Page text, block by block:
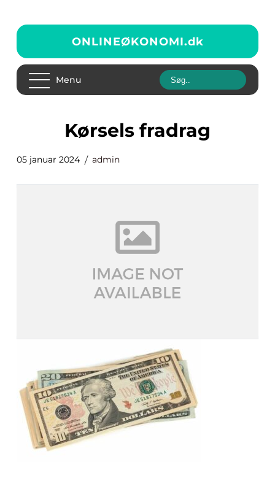
ONLINEØKONOMI.dk
Menu
kørsels fradrag
05 januar 2024 admin